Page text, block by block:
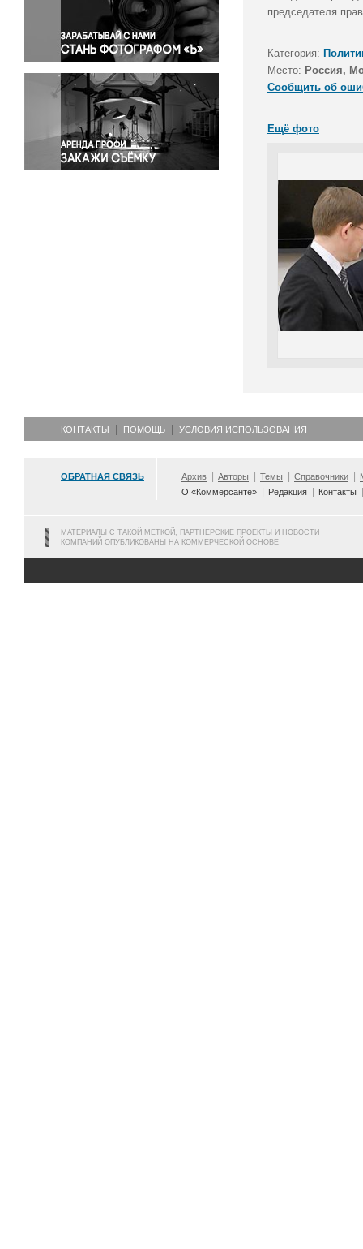
Правосудие
Происшествия и конфликты
Религия
Светская жизнь
Спорт
Экология
Экономика и бизнес
председателя
Категория:
Место: Россия,
Сообщить об
Ещё фото
КОНТАКТЫ ПОМОЩЬ УСЛОВИЯ ИСПОЛЬЗОВАНИЯ
ОБРАТНАЯ СВЯЗЬ Архив Авторы Темы Справочники
О «Коммерсанте»
Редакция Контакты
МАТЕРИАЛЫ С ТАКОЙ МЕТКОЙ, ПАРТНЕРСКИЕ ПРОЕКТЫ И НОВОСТИ
КОМПАНИЙ ОПУБЛИКОВАНЫ НА КОММЕРЧЕСКОЙ ОСНОВЕ